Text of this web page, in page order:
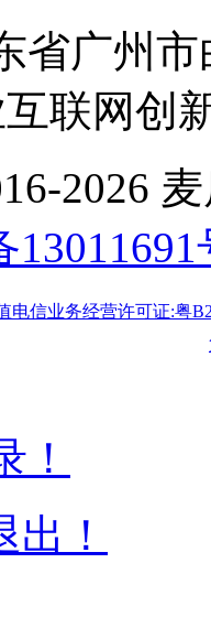
省广州
联网创
2026
13011691
电信业务经营许可证:粤
！
出！